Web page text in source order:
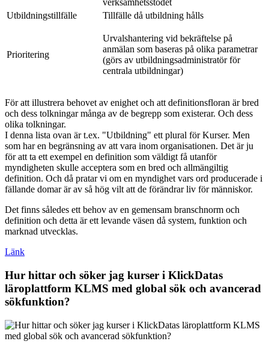
verksamhetsstödet
Utbildningstillfälle
Tillfälle då utbildning hålls
Prioritering
Urvalshantering vid bekräftelse på
anmälan som baseras på olika parametrar
(görs av utbildningsadministratör för
centrala utbildningar)
För att illustrera behovet av enighet och att definitionsfloran är bred
och dess tolkningar många av de begrepp som existerar. Och dess
olika tolkningar.
I denna lista ovan är t.ex. "Utbildning" ett plural för Kurser. Men
som har en begränsning av att vara inom organisationen. Det är ju
för att ta ett exempel en definition som väldigt få utanför
myndigheten skulle acceptera som en bred och allmängiltig
definition. Och då pratar vi om en myndighet vars ord producerade i
fällande domar är av så hög vilt att de förändrar liv för människor.
Det finns således ett behov av en gemensam branschnorm och
definition och detta är ett levande väsen då system, funktion och
marknad utvecklas.
Länk
Hur hittar och söker jag kurser i KlickDatas
läroplattform KLMS med global sök och avancerad
sökfunktion?